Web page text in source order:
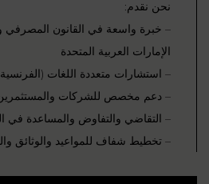
نحن نقدم:
– خبرة واسعة في القانون المصرفي
الإمارات العربية المتحدة
– استشارات متعددة اللغات (الفرنسية
– دعم مخصص للشركات والمستثمرين
– التقاضي والتفاوض والمساعدة في
– تخطيط شفاف للمواعيد والوثائق